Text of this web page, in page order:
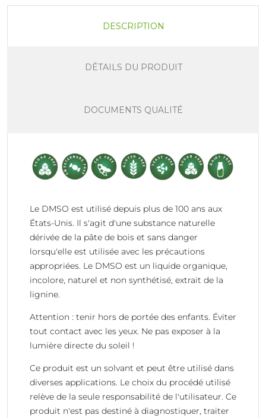
DESCRIPTION
DÉTAILS DU PRODUIT
DOCUMENTS QUALITÉ
Le DMSO est utilisé depuis plus de 100 ans aux
États-Unis. Il s'agit d'une substance naturelle
dérivée de la pâte de bois et sans danger
lorsqu'elle est utilisée avec les précautions
appropriées. Le DMSO est un liquide organique,
incolore, naturel et non synthétisé, extrait de la
lignine.
Attention : tenir hors de portée des enfants. Éviter
tout contact avec les yeux. Ne pas exposer à la
lumière directe du soleil !
Ce produit est un solvant et peut être utilisé dans
diverses applications. Le choix du procédé utilisé
relève de la seule responsabilité de l'utilisateur. Ce
produit n'est pas destiné à diagnostiquer, traiter